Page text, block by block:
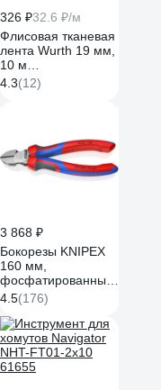
326 ₽32.6 ₽/м
Флисовая тканевая
лента Wurth 19 мм,
10 м
5997719615090 1
4.3(12)
3 868 ₽
Бокорезы KNIPEX
160 мм,
фосфатированные,
3-комп ручки KN-
7002160
4.5(176)